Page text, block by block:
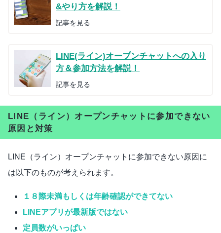
&やり方を解説！
記事を見る
LINE(ライン)オープンチャットへの入り
方＆参加方法を解説！
記事を見る
LINE（ライン）オープンチャットに参加できない
原因と対策
LINE（ライン）オープンチャットに参加できない原因に
は以下のものが考えられます。
１８際未満もしくは年齢確認ができてない
LINEアプリが最新版ではない
定員数がいっぱい